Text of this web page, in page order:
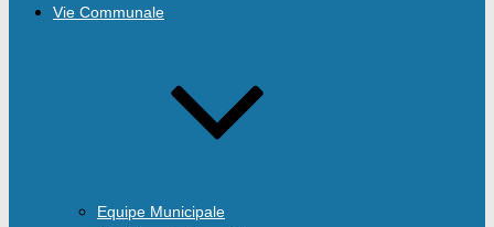
Vie Communale
Equipe Municipale